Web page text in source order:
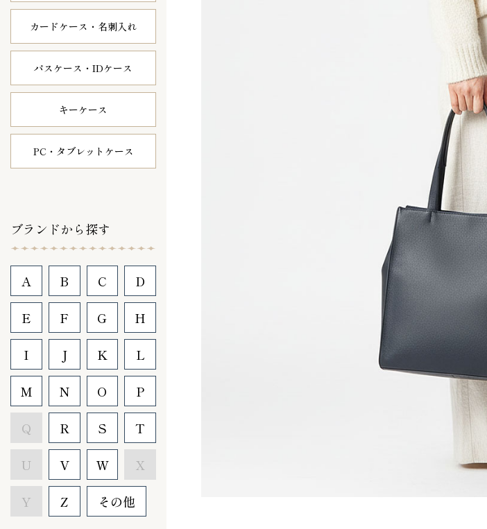
カードケース・ 名刺入れ
パスケース・ IDケース
キーケース
PC・タブレット ケース
ブランドから探す
A B C D
E F G H
I J K L
M N O P
Q R S T
U V W X
Y Z その他